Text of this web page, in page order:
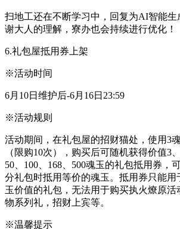
扫地工还在不断学习中，回复为AI智能
谢大人的理解，寮办也会持续进行优化！
6.礼包屋抵用券上架
※活动时间
6月10日维护后-6月16日23:59
※活动规则
活动期间，在礼包屋的招财猫处，使用3
（限购10次），购买后可随机获得价值3
50、100、168、500魂玉的礼包抵用券，
分礼包时抵用等价的魂玉。抵用券只能用
玉价值的礼包，无法用于购买执火燎原
物系列礼，招财上宾等。
※温馨提示